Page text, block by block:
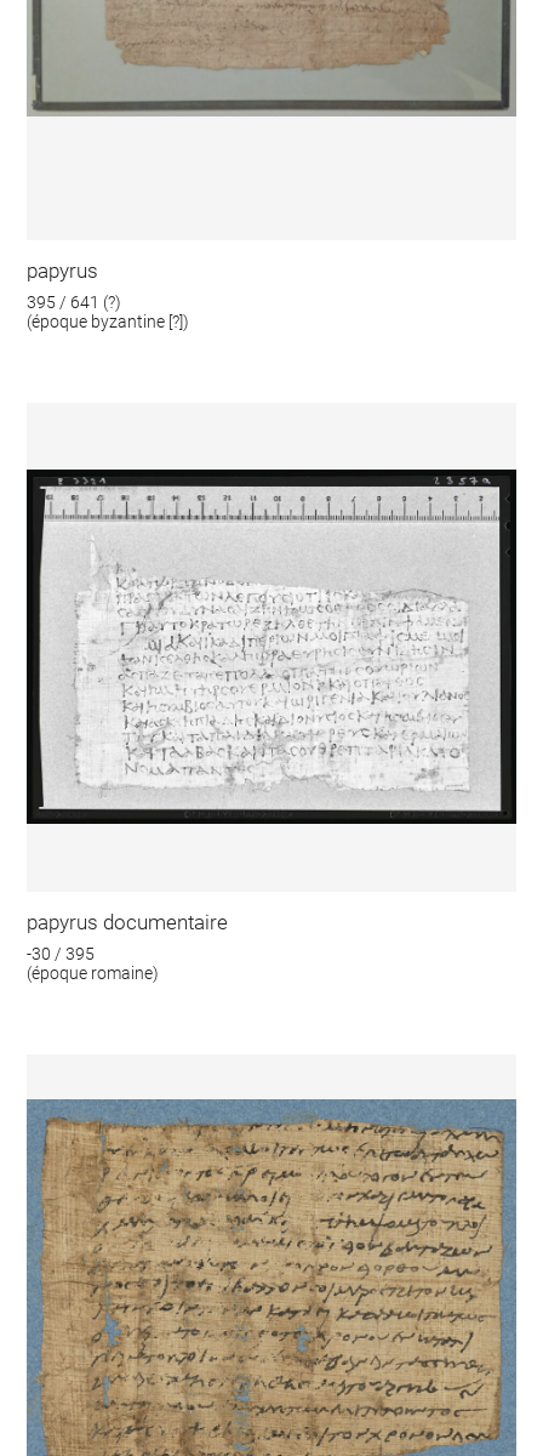
papyrus
395 / 641 (?)
(époque byzantine [?])
papyrus documentaire
-30 / 395
(époque romaine)